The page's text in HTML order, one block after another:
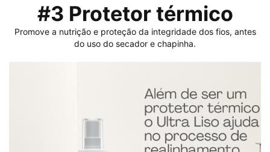
#3 Protetor térmico
Promove a nutrição e proteção da integridade dos fios, antes
do uso do secador e chapinha.